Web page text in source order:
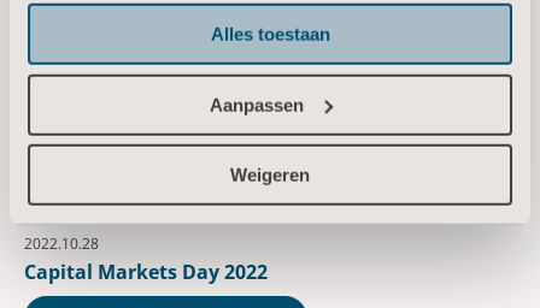
Alles toestaan
Aanpassen
Weigeren
oktober
2022.10.28
Interim Report January – September 2022
Read the report
2022.10.28
Capital Markets Day 2022